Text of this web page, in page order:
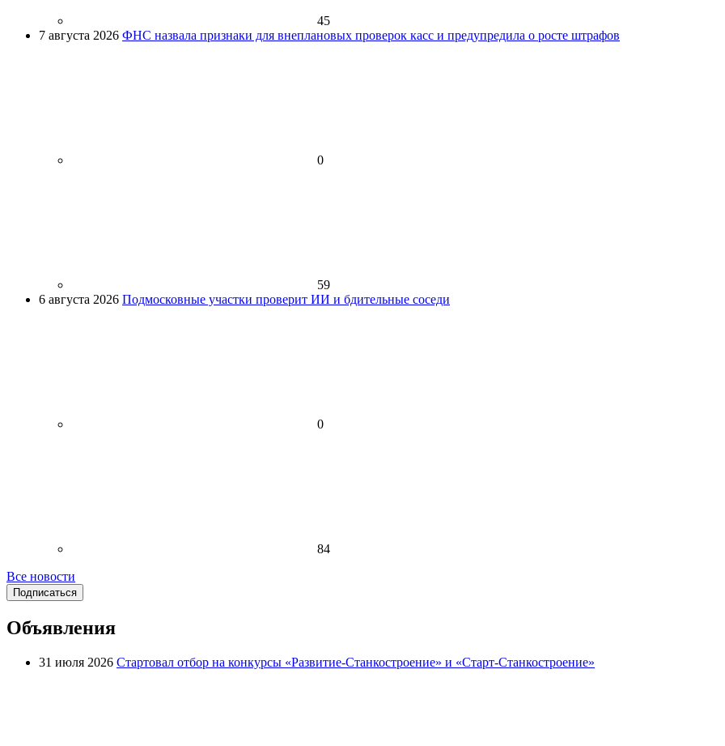
45
7 августа 2026 ФНС назвала признаки для внеплановых проверок касс и предупредила о росте штрафов
0
59
6 августа 2026 Подмосковные участки проверит ИИ и бдительные соседи
0
84
Все новости
Подписаться
Объявления
31 июля 2026 Стартовал отбор на конкурсы «Развитие-Станкостроение» и «Старт-Станкостроение»